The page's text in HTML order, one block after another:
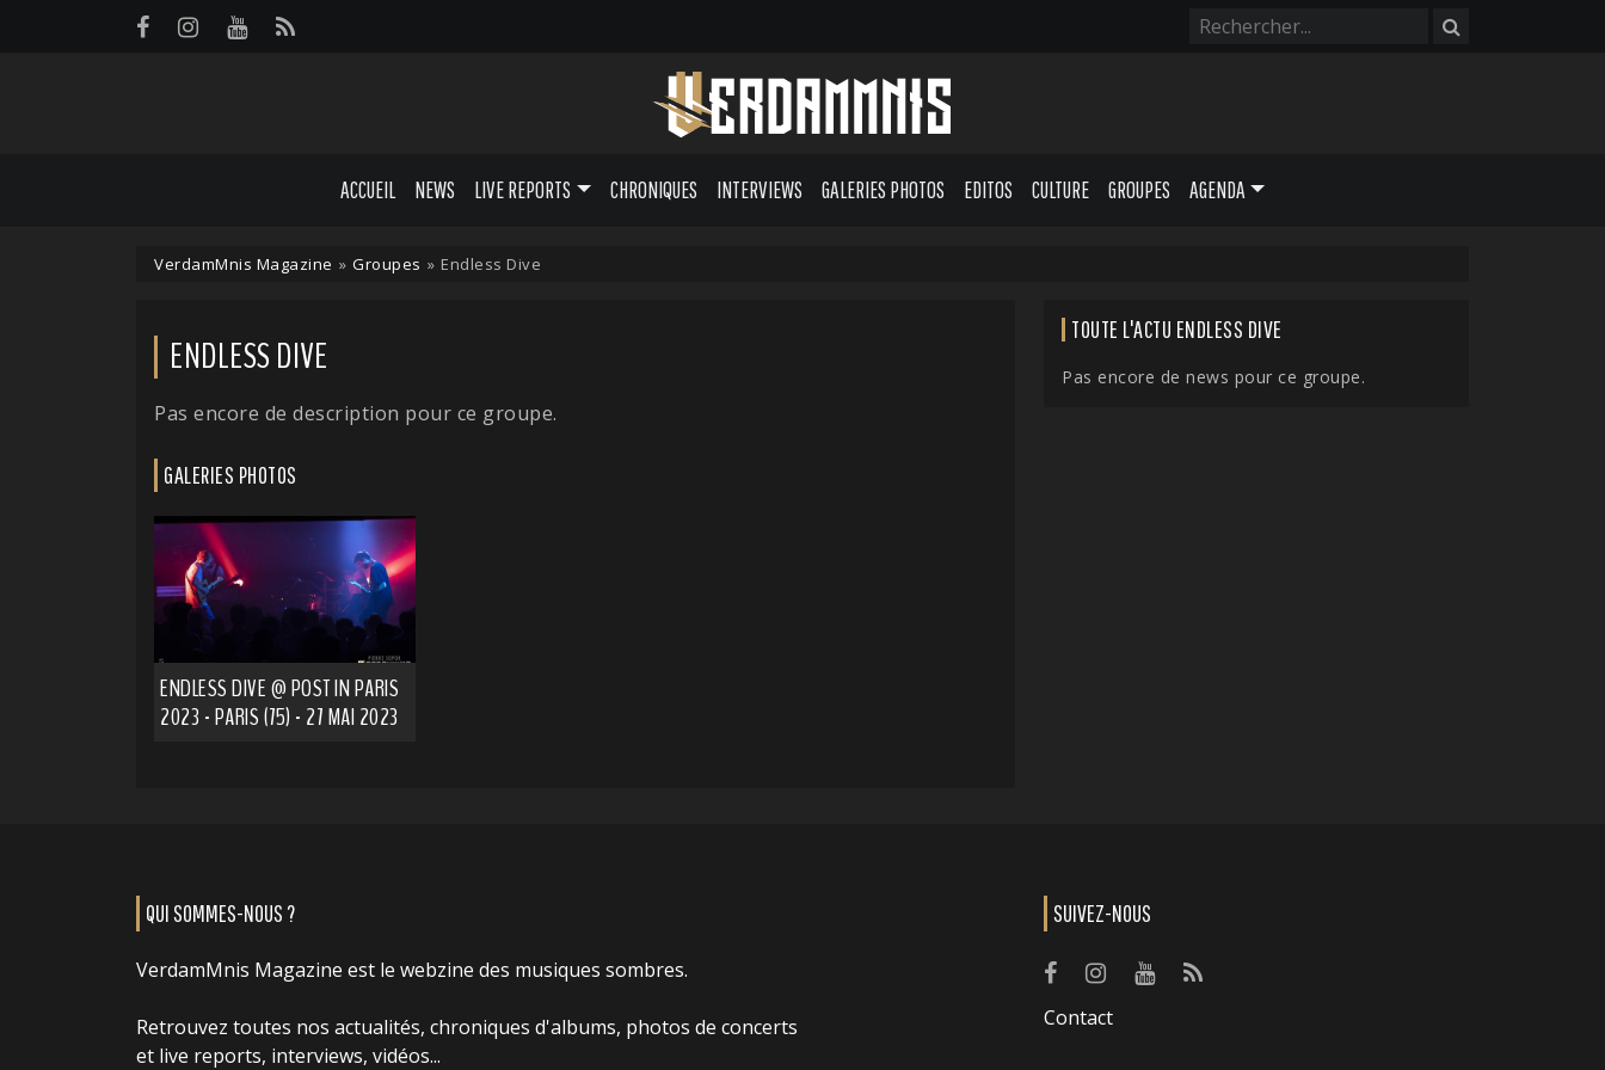
ACCUEIL NEWS LIVE REPORTS CHRONIQUES INTERVIEWS GALERIES PHOTOS EDITOS CULTURE GROUPES AGENDA
VerdamMnis Magazine » Groupes » Endless Dive
ENDLESS DIVE
Pas encore de description pour ce groupe.
GALERIES PHOTOS
ENDLESS DIVE @ POST IN PARIS
2023 - PARIS (75) - 27 MAI 2023
TOUTE L'ACTU ENDLESS DIVE
Pas encore de news pour ce groupe.
QUI SOMMES-NOUS ?
VerdamMnis Magazine est le webzine des musiques sombres.
Retrouvez toutes nos actualités, chroniques d'albums, photos de concerts
et live reports, interviews, vidéos...
SUIVEZ-NOUS
Contact
Panneau de gestion des cookies